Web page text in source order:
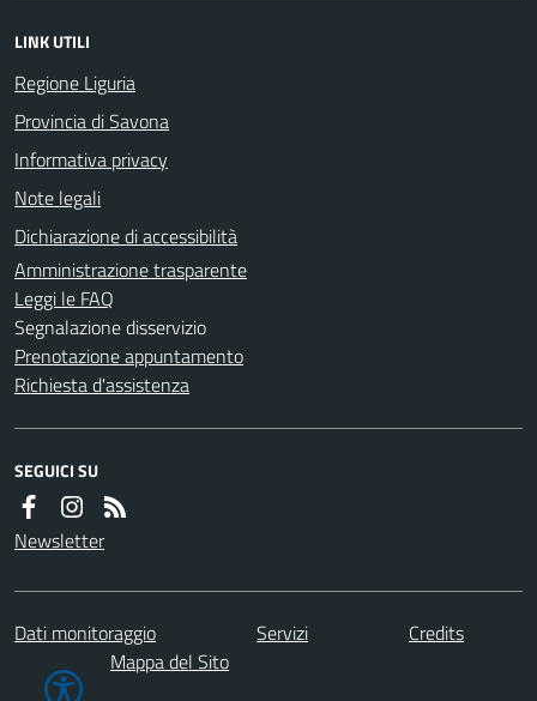
LINK UTILI
Regione Liguria
Provincia di Savona
Informativa privacy
Note legali
Dichiarazione di accessibilità
Amministrazione trasparente
Leggi le FAQ
Segnalazione disservizio
Prenotazione appuntamento
Richiesta d'assistenza
SEGUICI SU
Newsletter
Dati monitoraggio Servizi
Credits
Mappa del Sito